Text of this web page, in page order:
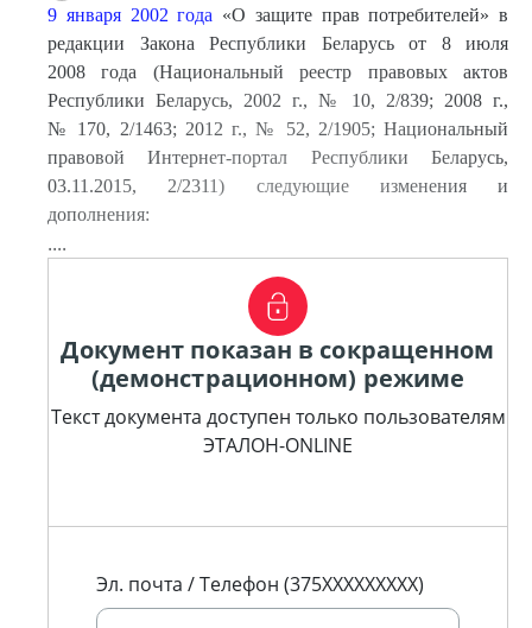
9 января 2002 года «О защите прав потребителей» в
редакции Закона Республики Беларусь от 8 июля
2008 года (Национальный реестр правовых актов
Республики Беларусь, 2002 г., № 10, 2/839; 2008 г.,
№ 170, 2/1463; 2012 г., № 52, 2/1905; Национальный
правовой Интернет-портал Республики Беларусь,
03.11.2015, 2/2311) следующие изменения и
дополнения:
....
Документ показан в сокращенном
(демонстрационном) режиме
Текст документа доступен только пользователям
ЭТАЛОН-ONLINE
Эл. почта / Телефон (375XXXXXXXXX)